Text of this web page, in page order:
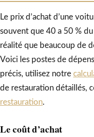
Le prix d’achat d’une
souvent que 40 a 50 %
réalité que beaucoup de
Voici les postes de
précis, utilisez notre
de restauration détaillés,
restauration.
Le coût d’achat